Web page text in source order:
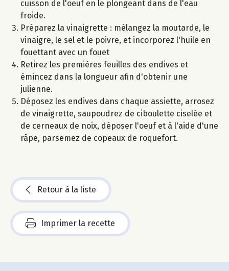
cuisson de l'oeuf en le plongeant dans de l'eau
froide.
Préparez la vinaigrette : mélangez la moutarde, le
vinaigre, le sel et le poivre, et incorporez l'huile en
fouettant avec un fouet
Retirez les premières feuilles des endives et
émincez dans la longueur afin d'obtenir une
julienne.
Déposez les endives dans chaque assiette, arrosez
de vinaigrette, saupoudrez de ciboulette ciselée et
de cerneaux de noix, déposer l'oeuf et à l'aide d'une
râpe, parsemez de copeaux de roquefort.
Retour à la liste
Imprimer la recette